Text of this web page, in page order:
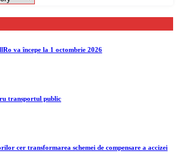
va începe la 1 octombrie 2026
transportul public
cer transformarea schemei de compensare a accizei